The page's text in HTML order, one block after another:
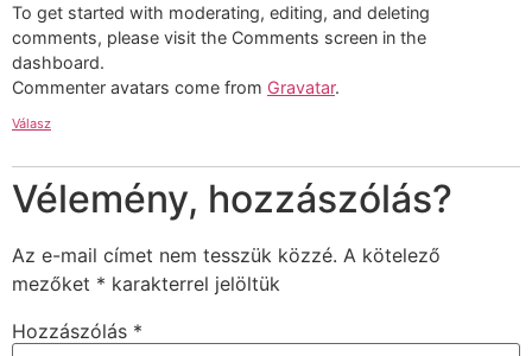
To get started with moderating, editing, and deleting
comments, please visit the Comments screen in the
dashboard.
Commenter avatars come from Gravatar.
Válasz
Vélemény, hozzászólás?
Az e-mail címet nem tesszük közzé. A kötelező
mezőket * karakterrel jelöltük
Hozzászólás *